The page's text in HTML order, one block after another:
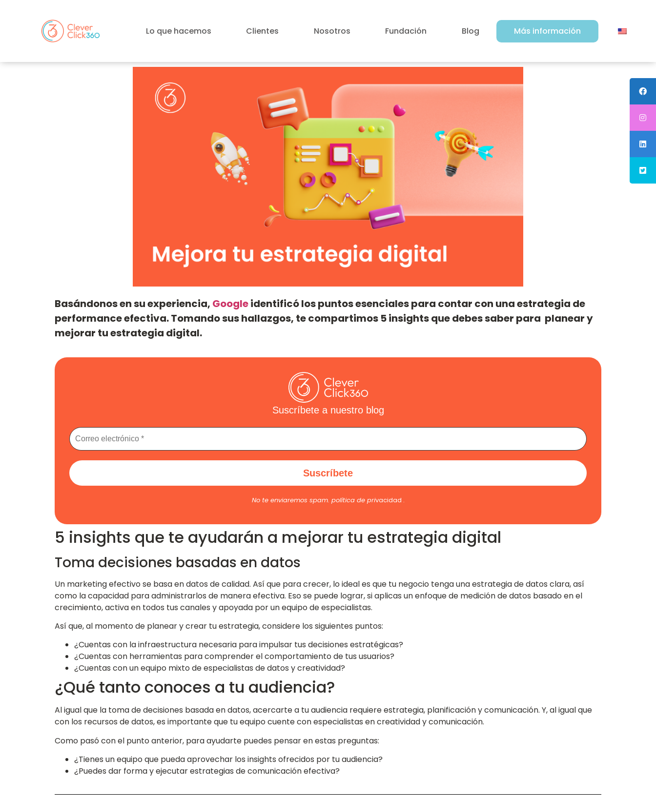
Lo que hacemos Clientes Nosotros Fundación Blog Más información
Basándonos en su experiencia, Googleidentificó los puntos esenciales para contar con una estrategia de
performance efectiva.Tomando sus hallazgos, te compartimos 5 insights que debes saber para planear y
mejorar tu estrategia digital.
Suscríbete a nuestro blog
No te enviaremos spam. política de privacidad .
5 insights que te ayudarán a mejorar tu estrategia digital
Toma decisiones basadas en datos
Un marketing efectivo se basa en datos de calidad. Así que para crecer, lo ideal es que tu negocio tenga una estrategia de datos clara, así
como la capacidad para administrarlos de manera efectiva. Eso se puede lograr, si aplicas un enfoque de medición de datos basado en el
crecimiento, activa en todos tus canales y apoyada por un equipo de especialistas.
Así que, al momento de planear y crear tu estrategia, considere los siguientes puntos:
¿Cuentas con la infraestructura necesaria para impulsar tus decisiones estratégicas?
¿Cuentas con herramientas para comprender el comportamiento de tus usuarios?
¿Cuentas con un equipo mixto de especialistas de datos y creatividad?
¿Qué tanto conoces a tu audiencia?
Al igual que la toma de decisiones basada en datos, acercarte a tu audiencia requiere estrategia, planificación y comunicación. Y, al igual que
con los recursos de datos, es importante que tu equipo cuente con especialistas en creatividad y comunicación.
Como pasó con el punto anterior, para ayudarte puedes pensar en estas preguntas:
¿Tienes un equipo que pueda aprovechar los insights ofrecidos por tu audiencia?
¿Puedes dar forma y ejecutar estrategias de comunicación efectiva?